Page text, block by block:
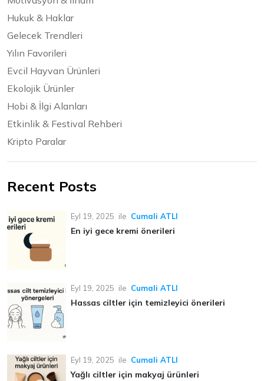
Hukuk & Haklar
Gelecek Trendleri
Yılın Favorileri
Evcil Hayvan Ürünleri
Ekolojik Ürünler
Hobi & İlgi Alanları
Etkinlik & Festival Rehberi
Kripto Paralar
Recent Posts
Eyl 19, 2025 ile Cumali ATLI
En iyi gece kremi önerileri
Eyl 19, 2025 ile Cumali ATLI
Hassas ciltler için temizleyici önerileri
Eyl 19, 2025 ile Cumali ATLI
Yağlı ciltler için makyaj ürünleri